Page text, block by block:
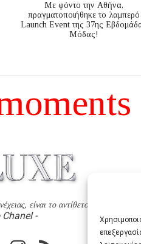
Με φόντο την Αθήνα,
πραγματοποιήθηκε το λαμπερό
Launch Event της 37ης
Μόδας!
είναι το αντίθετο της
Chanel -